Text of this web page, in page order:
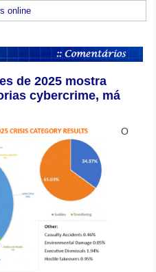
online
de 2025 mostra
cybercrime, má
O